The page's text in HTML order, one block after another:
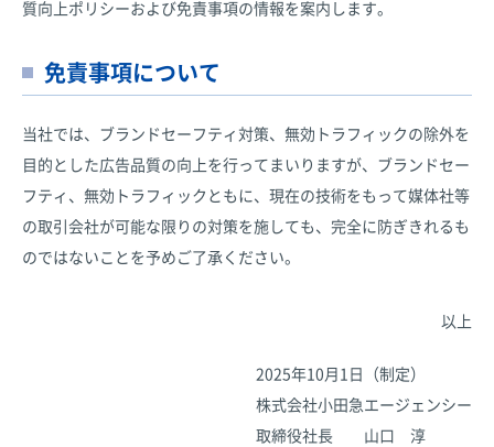
質向上ポリシーおよび免責事項の情報を案内します。
免責事項について
当社では、ブランドセーフティ対策、無効トラフィックの除外を
目的とした広告品質の向上を行ってまいりますが、ブランドセー
フティ、無効トラフィックともに、現在の技術をもって媒体社等
の取引会社が可能な限りの対策を施しても、完全に防ぎきれるも
のではないことを予めご了承ください。
以上
2025年10月1日（制定）
株式会社小田急エージェンシー
取締役社長 山口 淳